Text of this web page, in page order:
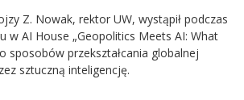
Z. Nowak, rektor UW, wystąpił podczas
w AI House „Geopolitics Meets AI: What
sposobów przekształcania globalnej
sztuczną inteligencję.